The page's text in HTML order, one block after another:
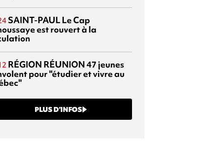
SAINT-PAULLe Cap
est rouvert à la
RÉGION RÉUNION47 jeunes
pour "étudier et vivre au
PLUS D’INFOS